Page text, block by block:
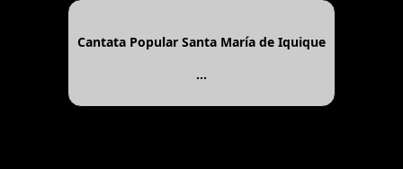
Cantata Popular Santa María de Iquique
...